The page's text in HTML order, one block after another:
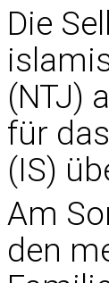
Die
(NTJ)
für
(IS)
Am
den